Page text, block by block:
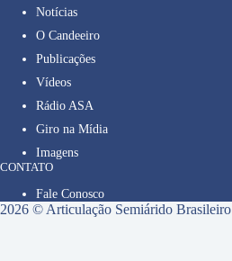
Notícias
O Candeeiro
Publicações
Vídeos
Rádio ASA
Giro na Mídia
Imagens
CONTATO
Fale Conosco
2026 © Articulação Semiárido Brasileiro